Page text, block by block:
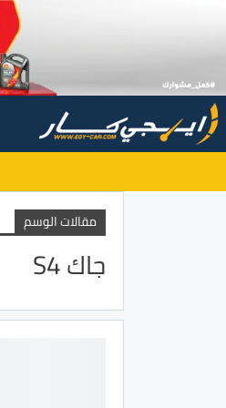
مقالات الوسم
جاك S4